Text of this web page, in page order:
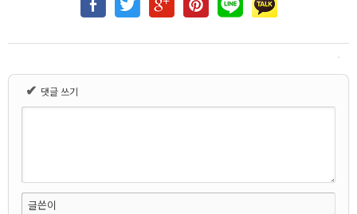
✔ 댓글 쓰기
글쓴이